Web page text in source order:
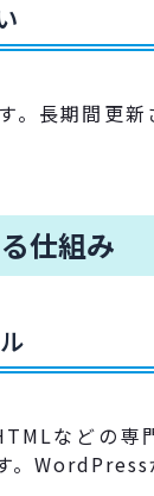
長期間更新
仕組み
などの専
。WordPress